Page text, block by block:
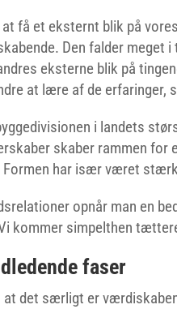
få et eksternt blik på
Den falder meget
eksterne blik på
at lære af de erfaringer,
i landets
skaber rammen
Formen har især været
opnår man en
kommer simpelthen
faser
at det særligt er